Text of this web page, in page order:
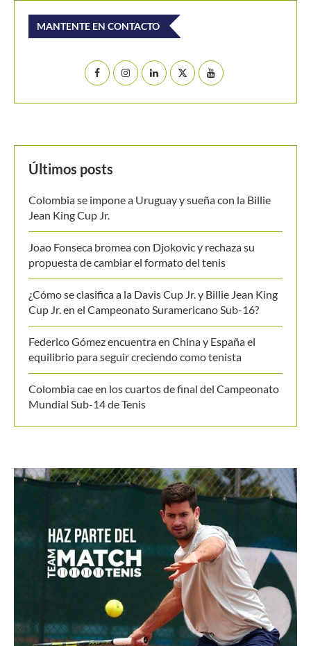
MANTENTE EN CONTACTO
Colombia se impone a Uruguay y sueña con la Billie
Jean King Cup Jr.
Joao Fonseca bromea con Djokovic y rechaza su
propuesta de cambiar el formato del tenis
¿Cómo se clasifica a la Davis Cup Jr. y Billie Jean King
Cup Jr. en el Campeonato Suramericano Sub-16?
Federico Gómez encuentra en China y España el
equilibrio para seguir creciendo como tenista
Colombia cae en los cuartos de final del Campeonato